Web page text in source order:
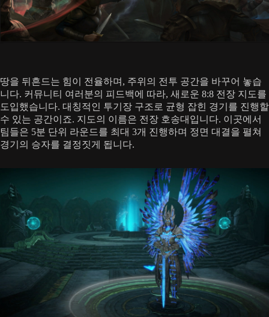
땅을 뒤흔드는 힘이 전율하며, 주위의 전투 공간을 바꾸어 놓습
니다. 커뮤니티 여러분의 피드백에 따라, 새로운 8:8 전장 지도를
도입했습니다. 대칭적인 투기장 구조로 균형 잡힌 경기를 진행할
수 있는 공간이죠. 지도의 이름은 전장 호송대입니다. 이곳에서
팀들은 5분 단위 라운드를 최대 3개 진행하며 정면 대결을 펼쳐
경기의 승자를 결정짓게 됩니다.